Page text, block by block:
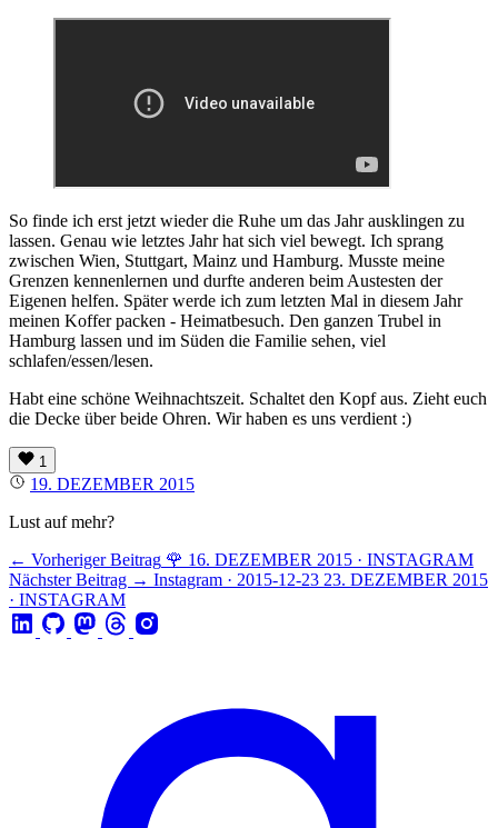
So finde ich erst jetzt wieder die Ruhe um das Jahr ausklingen zu
lassen. Genau wie letztes Jahr hat sich viel bewegt. Ich sprang
zwischen Wien, Stuttgart, Mainz und Hamburg. Musste meine
Grenzen kennenlernen und durfte anderen beim Austesten der
Eigenen helfen. Später werde ich zum letzten Mal in diesem Jahr
meinen Koffer packen - Heimatbesuch. Den ganzen Trubel in
Hamburg lassen und im Süden die Familie sehen, viel
schlafen/essen/lesen.
Habt eine schöne Weihnachtszeit. Schaltet den Kopf aus. Zieht euch
die Decke über beide Ohren. Wir haben es uns verdient :)
1
19. DEZEMBER 2015
Lust auf mehr?
← Vorheriger Beitrag 🌹 16. DEZEMBER 2015 · INSTAGRAM
Nächster Beitrag → Instagram · 2015-12-23 23. DEZEMBER 2015
· INSTAGRAM